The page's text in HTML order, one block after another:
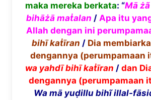
maka mereka berkata: “Mā żã
bihāżāmaṫalan / Apa itu
Allah dengan ini
bihīkaṫīran / Dia
dengannya (perumpamaan
wa yahdībihīkaṫīran / dan
dengannya (perumpamaan
Wa mā yuḍillu bihĩillal-fā